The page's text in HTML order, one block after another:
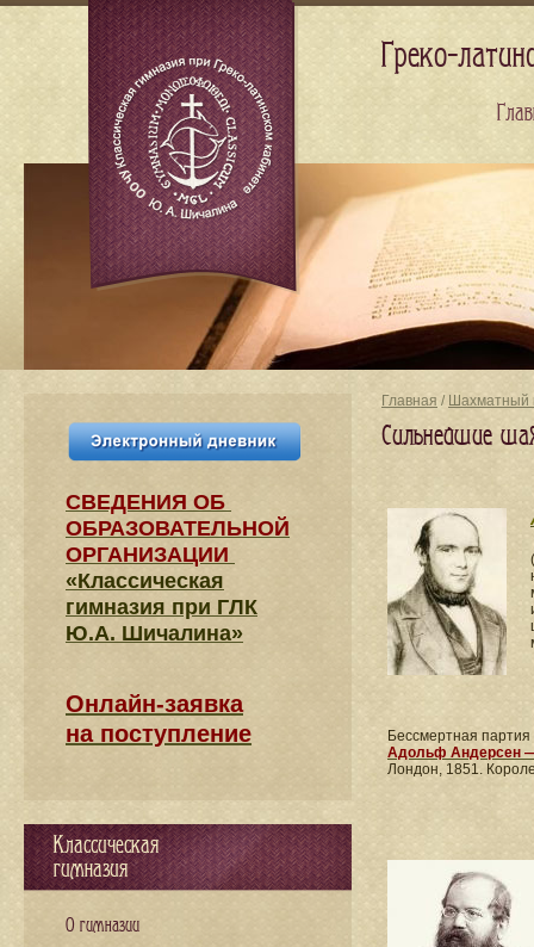
Главная / Шахматный
Сильнейшие
Бессмертная партия
Адольф Андерсен
Лондон, 1851.
СВЕДЕНИЯ​ ОБ
ОБРАЗОВАТЕЛЬНОЙ
ОРГАНИЗАЦИИ
«Классическая
гимназия при ГЛК
Ю.А. Шичалина»
Онлайн-заявка
на поступление
Классическая
гимназия
О гимназии
Греко-